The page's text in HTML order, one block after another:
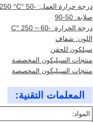
درجة حرارة العمل: -50 °C ~ 250 °C
صلابة: 50-90
درجة الحرارة: -60 ~ 250 °C
اللون: شفاف
سيلكون للحقن
منتجات السيليكون المخصصة
منتجات السيليكون المخصصة
المعلمات التقنية:
المواد: